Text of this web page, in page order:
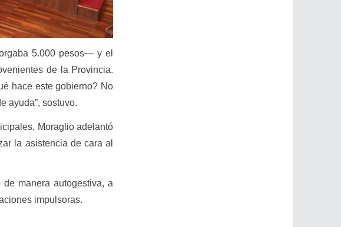
5.000 pesos— y el
de la Provincia.
hace este gobierno? No
ayuda”, sostuvo.
Moraglio adelantó
la asistencia de cara al
manera autogestiva, a
impulsoras.